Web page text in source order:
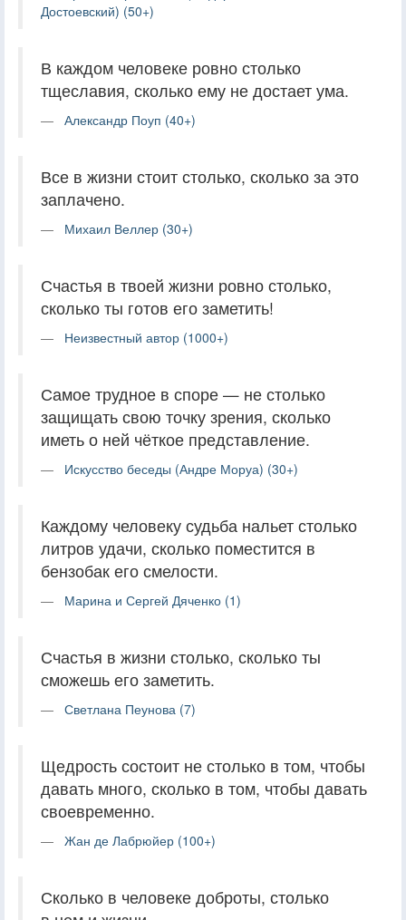
Достоевский) (50+)
В каждом человеке ровно столько
тщеславия, сколько ему не достает ума.
Александр Поуп (40+)
Все в жизни стоит столько, сколько за это
заплачено.
Михаил Веллер (30+)
Счастья в твоей жизни ровно столько,
сколько ты готов его заметить!
Неизвестный автор (1000+)
Самое трудное в споре — не столько
защищать свою точку зрения, сколько
иметь о ней чёткое представление.
Искусство беседы (Андре Моруа) (30+)
Каждому человеку судьба нальет столько
литров удачи, сколько поместится в
бензобак его смелости.
Марина и Сергей Дяченко (1)
Счастья в жизни столько, сколько ты
сможешь его заметить.
Светлана Пеунова (7)
Щедрость состоит не столько в том, чтобы
давать много, сколько в том, чтобы давать
своевременно.
Жан де Лабрюйер (100+)
Сколько в человеке доброты, столько